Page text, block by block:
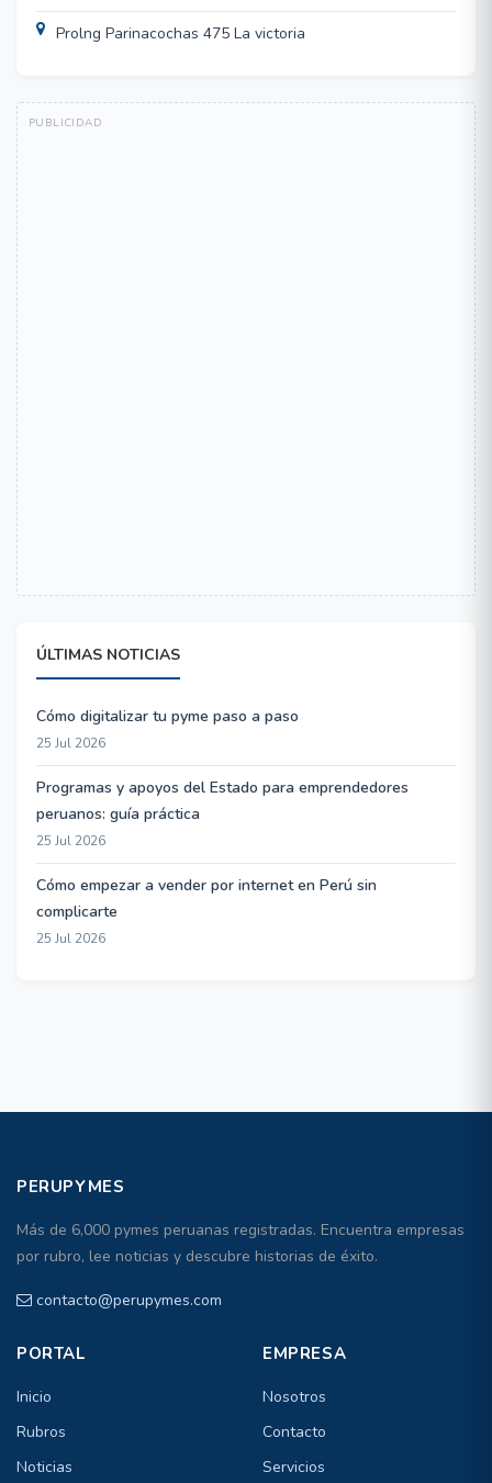
Prolng Parinacochas 475 La victoria
ÚLTIMAS NOTICIAS
Cómo digitalizar tu pyme paso a paso
25 Jul 2026
Programas y apoyos del Estado para emprendedores
peruanos: guía práctica
25 Jul 2026
Cómo empezar a vender por internet en Perú sin
complicarte
25 Jul 2026
PERUPYMES
Más de 6,000 pymes peruanas registradas. Encuentra empresas
por rubro, lee noticias y descubre historias de éxito.
contacto@perupymes.com
PORTAL
Inicio
Rubros
Noticias
EMPRESA
Nosotros
Contacto
Servicios